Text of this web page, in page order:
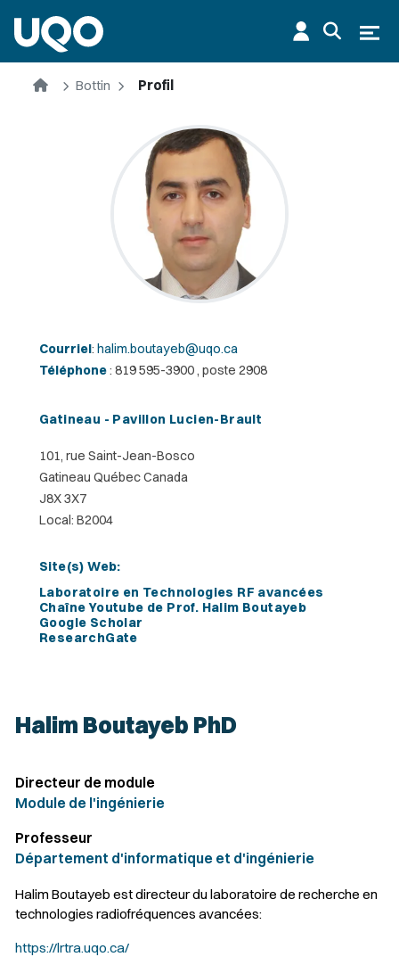
AccueilBottin Profil
Courriel: halim.boutayeb@uqo.ca
Téléphone: 819 595-3900 , poste 2908
Gatineau - Pavillon Lucien-Brault
101, rue Saint-Jean-Bosco
Gatineau Québec Canada
J8X 3X7
Local: B2004
Site(s) Web:
Laboratoire en Technologies RF avancées
Chaîne Youtube de Prof. Halim Boutayeb
Google Scholar
ResearchGate
Halim Boutayeb PhD
Directeur de module
Module de l'ingénierie
Professeur
Département d'informatique et d'ingénierie
Halim Boutayeb est directeur du laboratoire de recherche en
technologies radiofréquences avancées:
https://lrtra.uqo.ca/